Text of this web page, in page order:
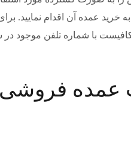
خرید عمده آن اقدام نمایید.
کافیست با شماره تلفن موجود
عمده فروشی